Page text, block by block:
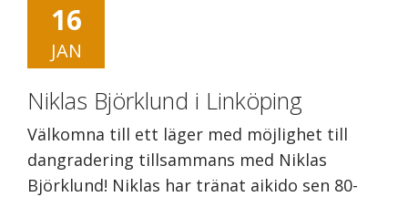
16
JAN
Niklas Björklund i Linköping
Välkomna till ett läger med möjlighet till
dangradering tillsammans med Niklas
Björklund! Niklas har tränat aikido sen 80-